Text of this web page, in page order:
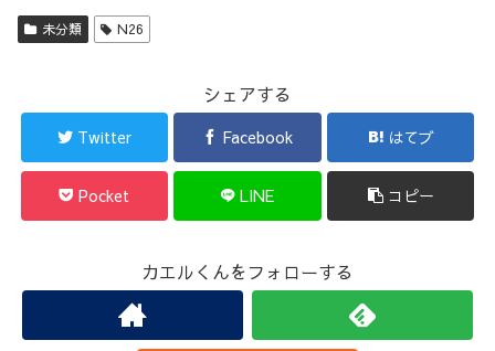
未分類 N26
シェアする
Twitter Facebook はてブ
Pocket LINE コピー
カエルくんをフォローする